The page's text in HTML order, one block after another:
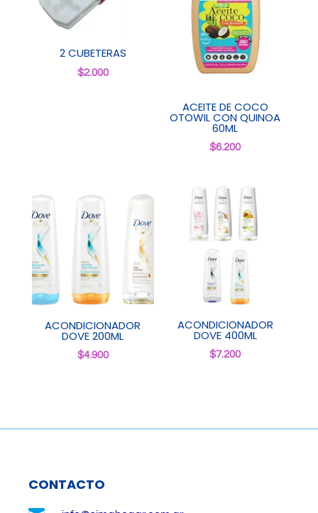
2 CUBETERAS
$2.000
ACEITE DE COCO
OTOWIL CON QUINOA
60ML
$6.200
ACONDICIONADOR
DOVE 200ML
$4.900
ACONDICIONADOR
DOVE 400ML
$7.200
CONTACTO